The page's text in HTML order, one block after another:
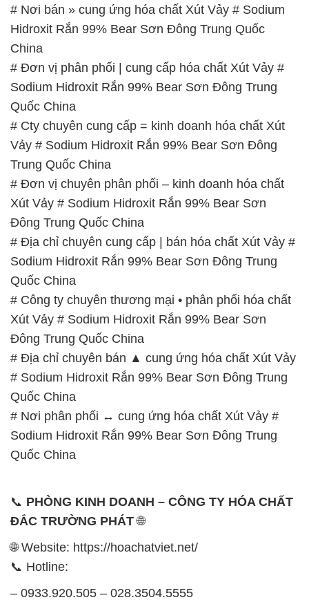
# Nơi bán » cung ứng hóa chất Xút Vảy # Sodium
Hidroxit Rắn 99% Bear Sơn Đông Trung Quốc
China
# Đơn vị phân phối | cung cấp hóa chất Xút Vảy #
Sodium Hidroxit Rắn 99% Bear Sơn Đông Trung
Quốc China
# Cty chuyên cung cấp = kinh doanh hóa chất Xút
Vảy # Sodium Hidroxit Rắn 99% Bear Sơn Đông
Trung Quốc China
# Đơn vị chuyên phân phối – kinh doanh hóa chất
Xút Vảy # Sodium Hidroxit Rắn 99% Bear Sơn
Đông Trung Quốc China
# Địa chỉ chuyên cung cấp | bán hóa chất Xút Vảy #
Sodium Hidroxit Rắn 99% Bear Sơn Đông Trung
Quốc China
# Công ty chuyên thương mại • phân phối hóa chất
Xút Vảy # Sodium Hidroxit Rắn 99% Bear Sơn
Đông Trung Quốc China
# Địa chỉ chuyên bán ▲ cung ứng hóa chất Xút Vảy
# Sodium Hidroxit Rắn 99% Bear Sơn Đông Trung
Quốc China
# Nơi phân phối ↔ cung ứng hóa chất Xút Vảy #
Sodium Hidroxit Rắn 99% Bear Sơn Đông Trung
Quốc China
📞 PHÒNG KINH DOANH – CÔNG TY HÓA CHẤT
ĐẮC TRƯỜNG PHÁT🌐
🌐 Website: https://hoachatviet.net/
📞 Hotline:
– 0933.920.505 – 028.3504.5555